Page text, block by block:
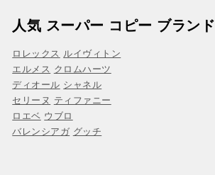
人気 スーパー コピー ブランド
ロレックス ルイヴィトン
エルメス クロムハーツ
ディオール シャネル
セリーヌ ティファニー
ロエベ ウブロ
バレンシアガ グッチ